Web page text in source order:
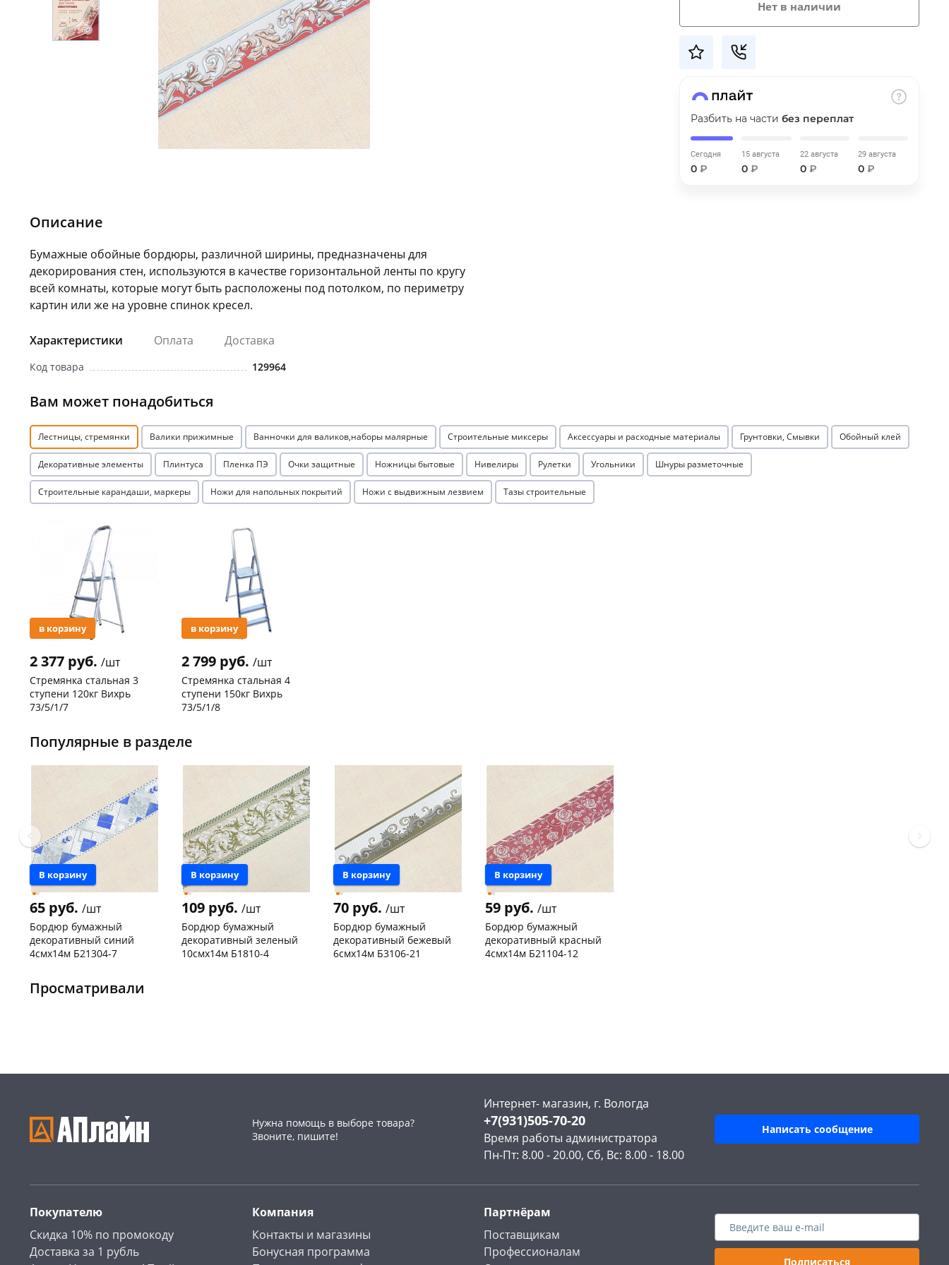
Нет в наличии
Разбить на частибез переплат
Сегодня
0₽
15 августа
0 ₽
22 августа
0 ₽
29 августа
0₽
Описание
Бумажные обойные бордюры, различной ширины, предназначены для
декорирования стен, используются в качестве горизонтальной ленты по кругу
всей комнаты, которые могут быть расположены под потолком, по периметру
картин или же на уровне спинок кресел.
Характеристики Оплата Доставка
Код товара 129964
Вам может понадобиться
Лестницы, стремянки Валики прижимные Ванночки для валиков,наборы малярные Строительные миксеры Аксессуары и расходные материалы Грунтовки, Смывки Обойный клей
Декоративные элементы Плинтуса Пленка ПЭ Очки защитные Ножницы бытовые Нивелиры Рулетки Угольники Шнуры разметочные
Строительные карандаши, маркеры Ножи для напольных покрытий Ножи с выдвижным лезвием Тазы строительные
в корзину
2 377 руб. /шт
Стремянка стальная 3
ступени 120кг Вихрь
73/5/1/7
в корзину
2 799 руб. /шт
Стремянка стальная 4
ступени 150кг Вихрь
73/5/1/8
Популярные в разделе
В корзину
65 руб. /шт
Бордюр бумажный
декоративный синий
4смх14м Б21304-7
Код товара
130166
В корзину
109 руб. /шт
Бордюр бумажный
декоративный зеленый
10смх14м Б1810-4
В корзину
70 руб. /шт
Бордюр бумажный
декоративный бежевый
6смх14м Б3106-21
В корзину
59 руб. /шт
Бордюр бумажный
декоративный красный
4смх14м Б21104-12
Просматривали
Нужна помощь в выборе товара?
Звоните, пишите!
Интернет- магазин, г. Вологда
+7(931)505-70-20
Время работы администратора
Пн-Пт: 8.00 - 20.00, Сб, Вс: 8.00 - 18.00
Написать сообщение
Покупателю
Скидка 10% по промокоду
Доставка за 1 рубль
Компания
Контакты и магазины
Бонусная программа
Партнёрам
Поставщикам
Профессионалам
Подписаться
График платежей
Сегодня
25 %
Получайте товарвыбранный способом
Подробнееоб оплате Плайтом
25